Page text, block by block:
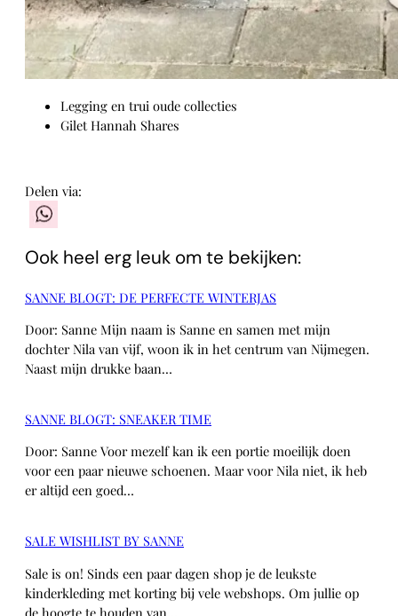
Legging en trui oude collecties
Gilet Hannah Shares
Delen via:
Ook heel erg leuk om te bekijken:
SANNE BLOGT: DE PERFECTE WINTERJAS
Door: Sanne Mijn naam is Sanne en samen met mijn
dochter Nila van vijf, woon ik in het centrum van Nijmegen.
Naast mijn drukke baan…
SANNE BLOGT: SNEAKER TIME
Door: Sanne Voor mezelf kan ik een portie moeilijk doen
voor een paar nieuwe schoenen. Maar voor Nila niet, ik heb
er altijd een goed…
SALE WISHLIST BY SANNE
Sale is on! Sinds een paar dagen shop je de leukste
kinderkleding met korting bij vele webshops. Om jullie op
de hoogte te houden van…